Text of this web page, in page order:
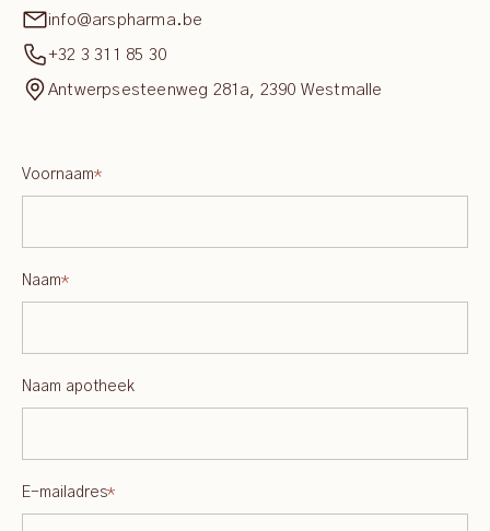
info@arspharma.be
+32 3 311 85 30
Antwerpsesteenweg 281a, 2390 Westmalle
Voornaam*
Naam*
Naam apotheek
E-mailadres*